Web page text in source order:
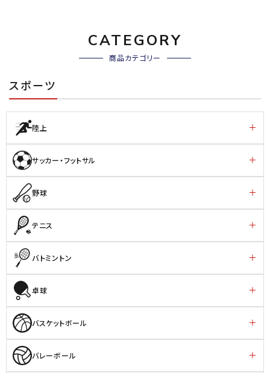
CATEGORY
商品カテゴリー
スポーツ
陸上
サッカー・フットサル
野球
テニス
バトミントン
卓球
バスケットボール
バレーボール